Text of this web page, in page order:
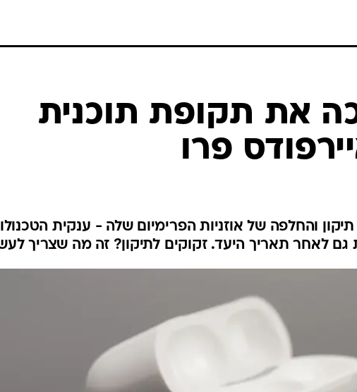
את תקופת תוכנית
פרו
והחלפה של אוזניות הפרימיום שלה - ענקית
לאחר תאריך היעד. זקוקים לתיקון? זה מה שצריך